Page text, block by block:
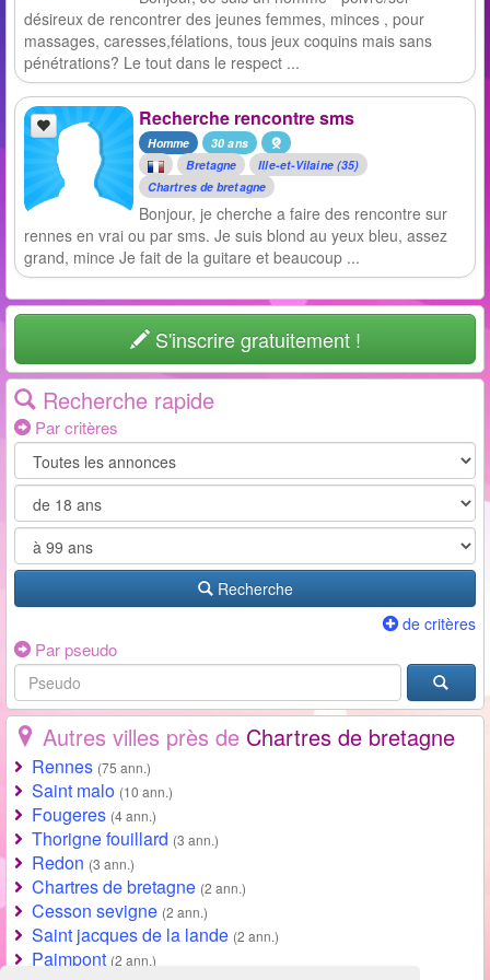
désireux de rencontrer des jeunes femmes, minces , pour
massages, caresses,félations, tous jeux coquins mais sans
pénétrations? Le tout dans le respect ...
Recherche rencontre sms
Homme
30 ans
Bretagne
Ille-et-Vilaine (35)
Chartres de bretagne
Bonjour, je cherche a faire des rencontre sur
rennes en vrai ou par sms. Je suis blond au yeux bleu, assez
grand, mince Je fait de la guitare et beaucoup ...
S'inscrire gratuitement !
Recherche rapide
Par critères
Recherche
de critères
Par pseudo
Autres villes près de Chartres de bretagne
Rennes (75 ann.)
Saint malo (10 ann.)
Fougeres (4 ann.)
Thorigne fouillard (3 ann.)
Redon (3 ann.)
Chartres de bretagne (2 ann.)
Cesson sevigne (2 ann.)
Saint jacques de la lande (2 ann.)
Paimpont (2 ann.)